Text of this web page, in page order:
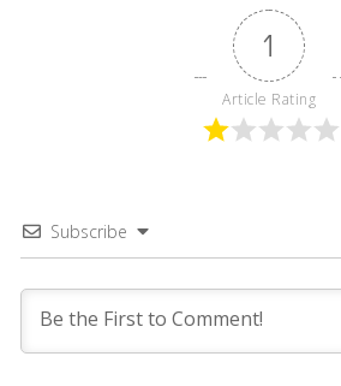
1
Article Rating
Subscribe